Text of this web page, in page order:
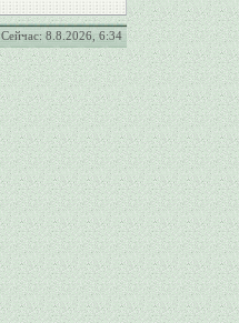
Сейчас: 8.8.2026, 6:34